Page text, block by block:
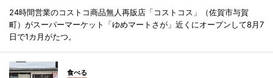
24時間営業のコストコ商品無人再販店「コストコス」（佐賀市与賀
町）がスーパーマーケット「ゆめマートさが」近くにオープンして8月7
日で1カ月がたつ。
食べる